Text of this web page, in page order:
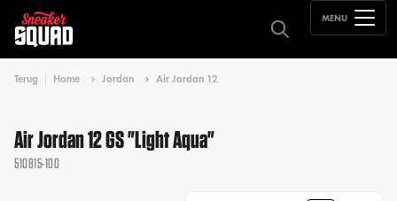
MENU
Terug Home Jordan Air Jordan 12
Air Jordan 12 GS "Light Aqua"
510815-100